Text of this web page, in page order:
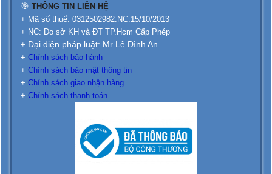
🎯 THÔNG TIN LIÊN HỆ
+ Mã số thuế: 0312502982.NC:15/10/2013
+ NC: Do sở KH và ĐT TP.Hcm Cấp Phép
+ Đại diện pháp luật: Mr Lê Đình An
+ Chính sách bảo hành
+ Chính sách bảo mật thông tin
+ Chính sách giao nhận hàng
+ Chính sách thanh toán